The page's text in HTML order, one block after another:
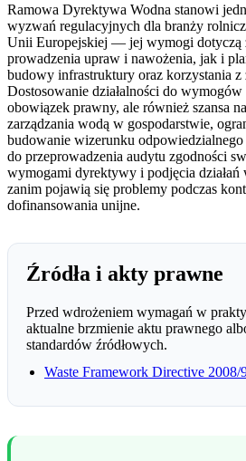
Ramowa Dyrektywa Wodna stanowi
wyzwań regulacyjnych dla branży
Unii Europejskiej — jej wymogi dotyczą
prowadzenia upraw i nawożenia, jak i
budowy infrastruktury oraz korzystania
Dostosowanie działalności do
obowiązek prawny, ale również szansa
zarządzania wodą w gospodarstwie,
budowanie wizerunku odpowiedzialnego
do przeprowadzenia audytu zgodności
wymogami dyrektywy i podjęcia
zanim pojawią się problemy podczas
dofinansowania unijne.
Źródła i akty prawne
Przed wdrożeniem wymagań w
aktualne brzmienie aktu prawnego
standardów źródłowych.
Waste Framework Directive 2008/